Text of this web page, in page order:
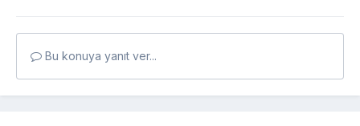
Bu konuya yanıt ver...